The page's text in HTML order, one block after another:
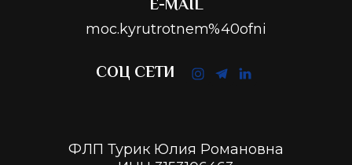
E-MAIL
moc.kyrutrotnem%40ofni
СОЦ СЕТИ
ФЛП Турик Юлия Романовна